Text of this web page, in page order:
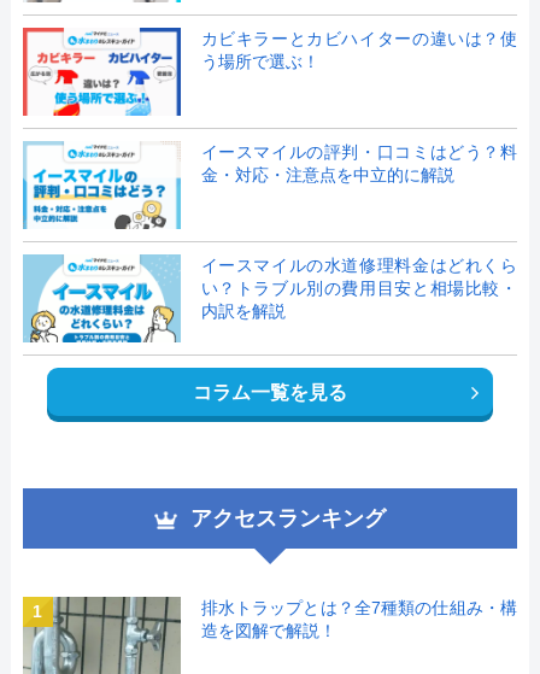
カビキラーとカビハイターの違いは？使
う場所で選ぶ！
イースマイルの評判・口コミはどう？料
金・対応・注意点を中立的に解説
イースマイルの水道修理料金はどれくら
い？トラブル別の費用目安と相場比較・
内訳を解説
コラム一覧を見る
アクセスランキング
1
排水トラップとは？全7種類の仕組み・構
造を図解で解説！